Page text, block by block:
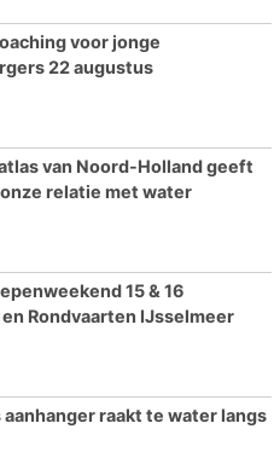
voor jonge
22 augustus
van Noord-Holland geeft
relatie met water
15 & 16
Rondvaarten IJsselmeer
raakt te water langs